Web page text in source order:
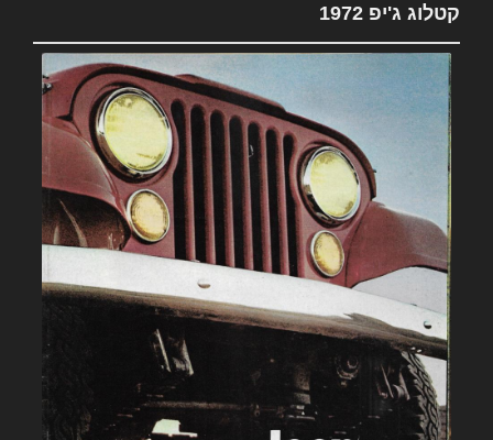
קטלוג ג'יפ 1972